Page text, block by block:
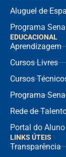
Aluguel de
Programa
EDUCACIONAL
Aprendizagem
Cursos Livres
Cursos
Programa
Rede de
Portal do Aluno
LINKS ÚTEIS
Transparência